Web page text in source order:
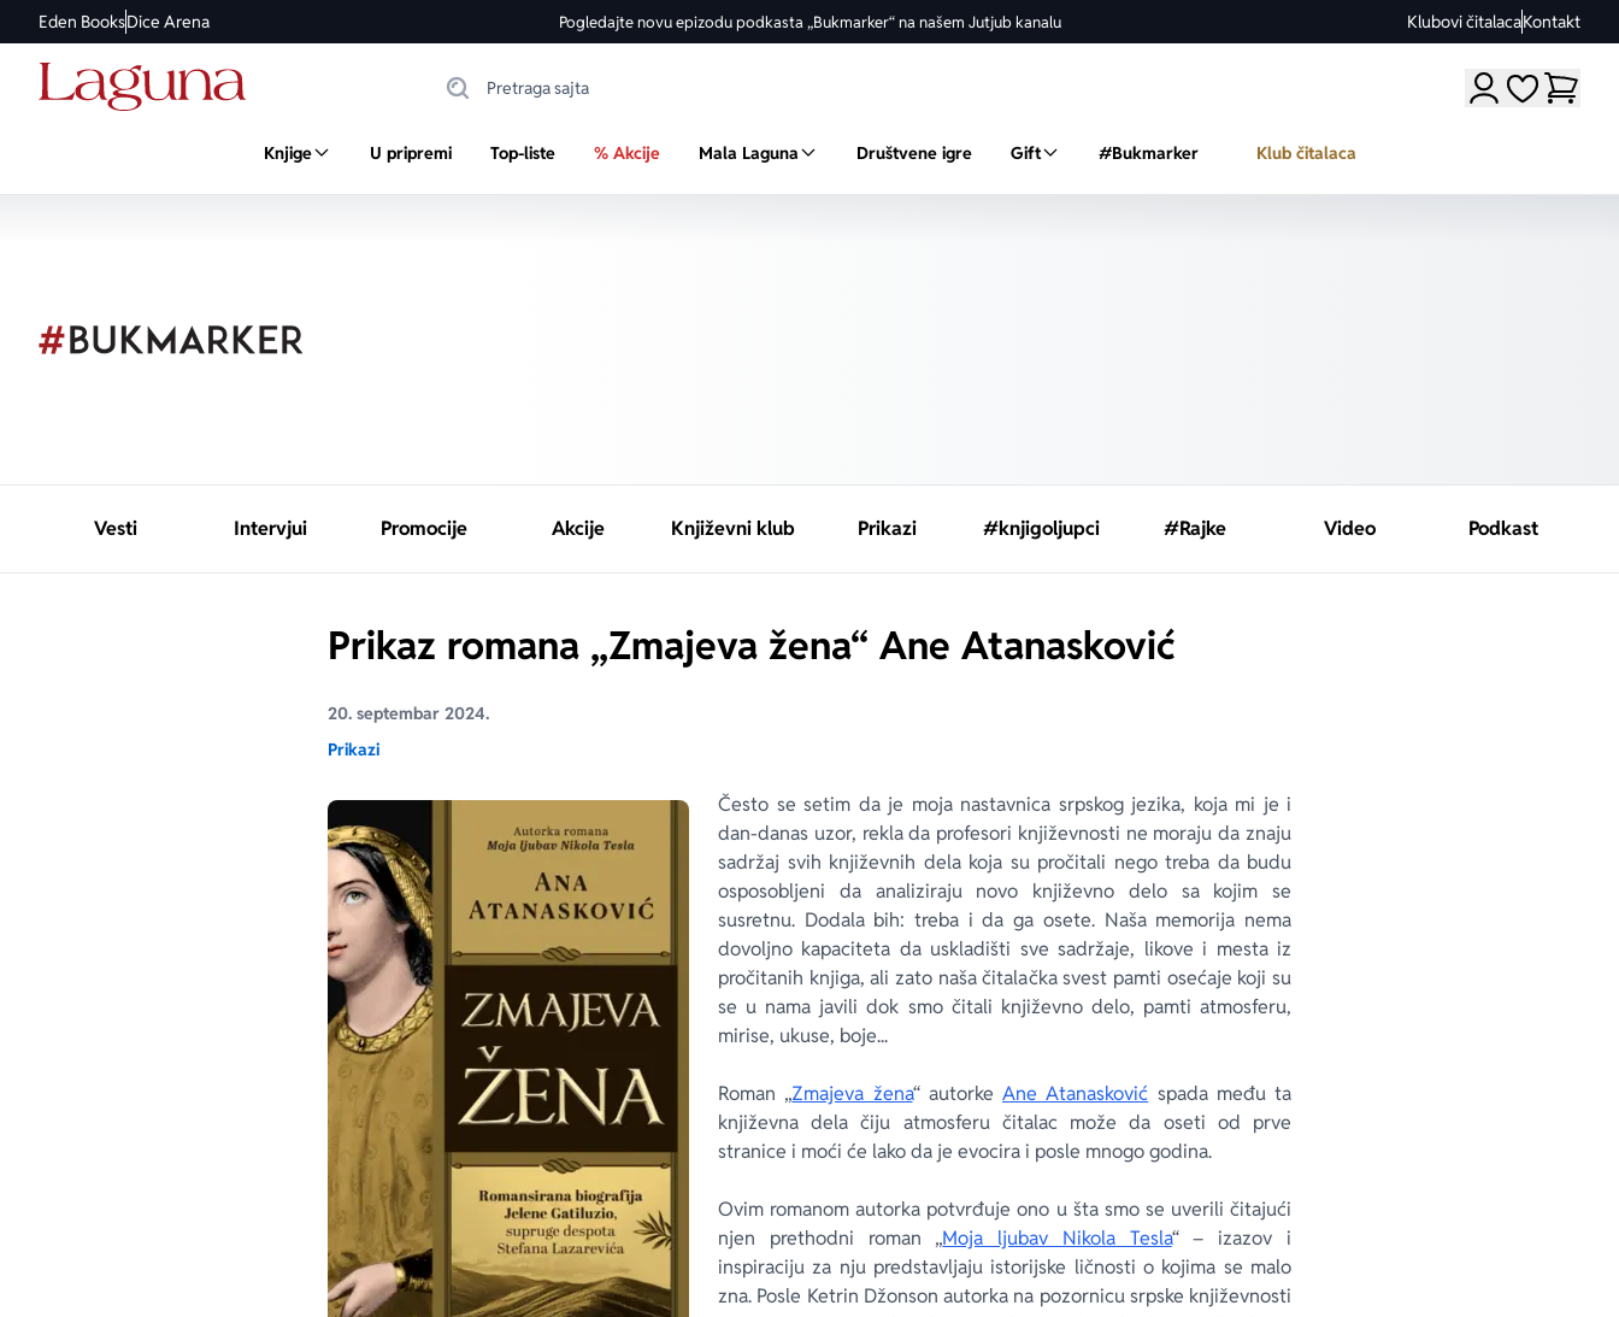
Eden BooksDice Arena Pogledajte novu epizodu podkasta „Bukmarker“ na našem Jutjub kanalu Klubovi čitalacaKontakt
Moji omiljeni
Knjige U pripremi Top-liste % Akcije Mala Laguna Društvene igre Gift #Bukmarker Klub čitalaca
Vesti Intervjui Promocije Akcije Književni klub Prikazi #knjigoljupci #Rajke Video Podkast
Prikaz romana „Zmajeva žena“ Ane Atanasković
20. septembar 2024.
Prikazi
Često se setim da je moja nastavnica srpskog jezika, koja mi je i
dan-danas uzor, rekla da profesori književnosti ne moraju da znaju
sadržaj svih književnih dela koja su pročitali nego treba da budu
osposobljeni da analiziraju novo književno delo sa kojim se
susretnu. Dodala bih: treba i da ga osete. Naša memorija nema
dovoljno kapaciteta da uskladišti sve sadržaje, likove i mesta iz
pročitanih knjiga, ali zato naša čitalačka svest pamti osećaje koji su
se u nama javili dok smo čitali književno delo, pamti atmosferu,
mirise, ukuse, boje...
Roman „Zmajeva žena“ autorke Ane Atanasković spada među ta
književna dela čiju atmosferu čitalac može da oseti od prve
stranice i moći će lako da je evocira i posle mnogo godina.
Ovim romanom autorka potvrđuje ono u šta smo se uverili čitajući
njen prethodni roman „Moja ljubav Nikola Tesla“ – izazov i
inspiraciju za nju predstavljaju istorijske ličnosti o kojima se malo
zna. Posle Ketrin Džonson autorka na pozornicu srpske književnosti